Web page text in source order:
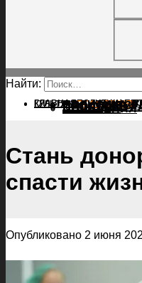
Найти:
ГЛАВНАЯПОЛИТИКА
КУЛЬТУРАПОСЕЛЕНИЯ
ПОЛИТИКА
СПОРТ
КУЛЬТУРА
ПОСЕЛЕНИЯ
Стань
спасти
Опубликовано 2 июня